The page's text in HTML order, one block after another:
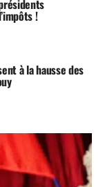
!
à la hausse des